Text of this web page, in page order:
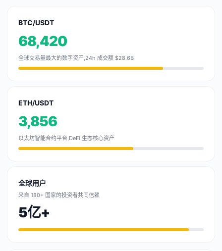
BTC/USDT
68,420
全球交易量最大的数字资产,24h 成交额 $28.6B
ETH/USDT
3,856
以太坊智能合约平台,DeFi 生态核心资产
全球用户
来自 180+ 国家的投资者共同信赖
5亿+